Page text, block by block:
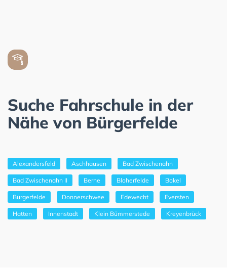
Suche Fahrschule in der
Nähe von Bürgerfelde
Alexandersfeld Aschhausen Bad Zwischenahn
Bad Zwischenahn II Berne Bloherfelde Bokel
Bürgerfelde Donnerschwee Edewecht Eversten
Hatten Innenstadt Klein Bümmerstede Kreyenbrück